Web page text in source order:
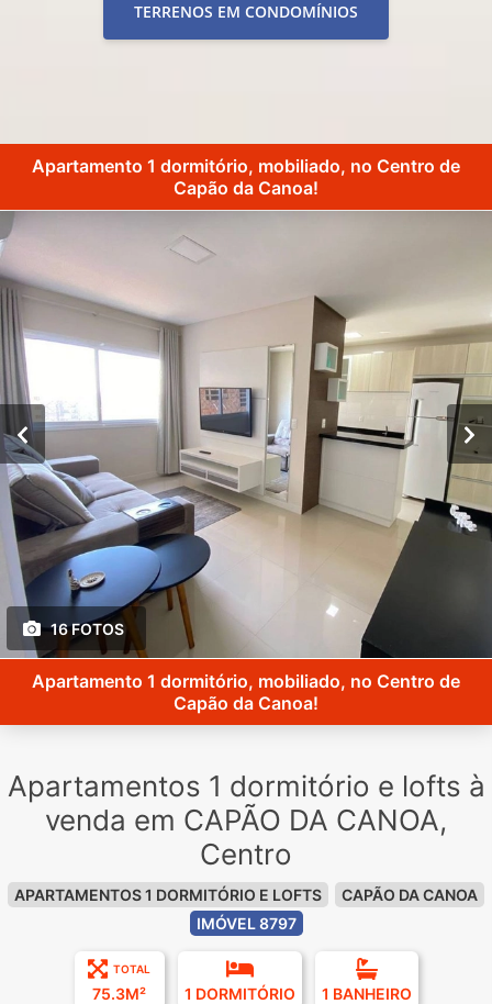
TERRENOS EM CONDOMÍNIOS
Apartamento 1 dormitório, mobiliado, no Centro de
Capão da Canoa!
16 FOTOS
Apartamento 1 dormitório, mobiliado, no Centro de
Capão da Canoa!
Apartamentos 1 dormitório e lofts à
venda em CAPÃO DA CANOA,
Centro
APARTAMENTOS 1 DORMITÓRIO E LOFTS
CAPÃO DA CANOA
IMÓVEL 8797
TOTAL
75.3M² 1 DORMITÓRIO 1 BANHEIRO